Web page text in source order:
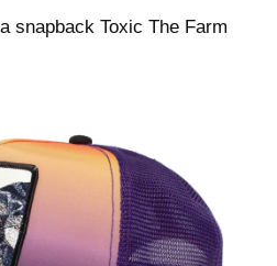
snapback Toxic The Farm